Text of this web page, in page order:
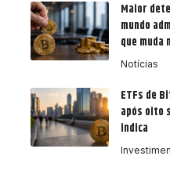
Maior
mundo
que muda
Notícias
ETFs de
após oito
indica